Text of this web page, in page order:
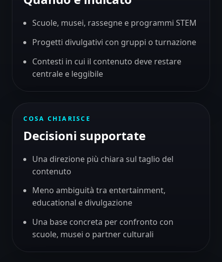
Scuole, musei, rassegne e programmi STEM
Progetti divulgativi con gruppi o turnazione
Contesti in cui il contenuto deve restare
centrale e leggibile
COSA CHIARISCE
Decisioni supportate
Una direzione più chiara sul taglio del
contenuto
Meno ambiguità tra entertainment,
educational e divulgazione
Una base concreta per confronto con
scuole, musei o partner culturali